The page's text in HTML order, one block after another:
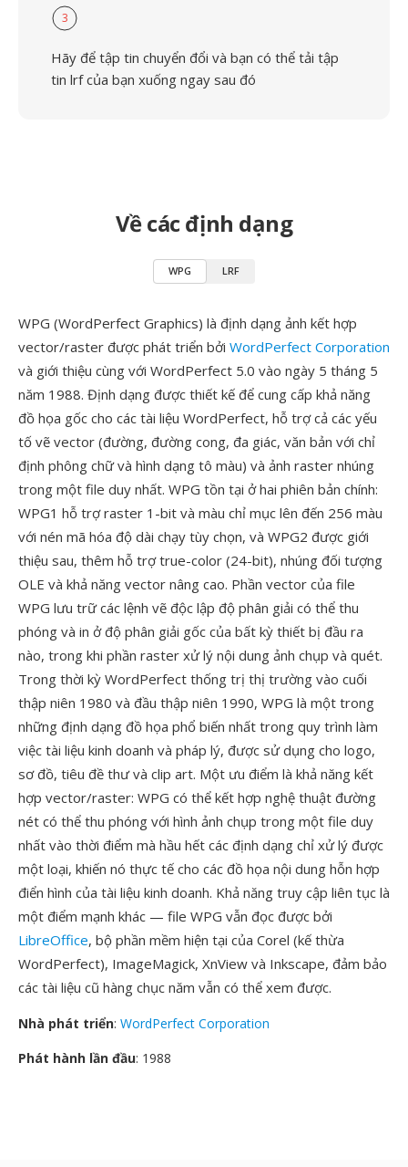
3
Hãy để tập tin chuyển đổi và bạn có thể tải tập
tin lrf của bạn xuống ngay sau đó
Về các định dạng
WPG LRF
WPG (WordPerfect Graphics) là định dạng ảnh kết hợp
vector/raster được phát triển bởi WordPerfect Corporation
và giới thiệu cùng với WordPerfect 5.0 vào ngày 5 tháng 5
năm 1988. Định dạng được thiết kế để cung cấp khả năng
đồ họa gốc cho các tài liệu WordPerfect, hỗ trợ cả các yếu
tố vẽ vector (đường, đường cong, đa giác, văn bản với chỉ
định phông chữ và hình dạng tô màu) và ảnh raster nhúng
trong một file duy nhất. WPG tồn tại ở hai phiên bản chính:
WPG1 hỗ trợ raster 1-bit và màu chỉ mục lên đến 256 màu
với nén mã hóa độ dài chạy tùy chọn, và WPG2 được giới
thiệu sau, thêm hỗ trợ true-color (24-bit), nhúng đối tượng
OLE và khả năng vector nâng cao. Phần vector của file
WPG lưu trữ các lệnh vẽ độc lập độ phân giải có thể thu
phóng và in ở độ phân giải gốc của bất kỳ thiết bị đầu ra
nào, trong khi phần raster xử lý nội dung ảnh chụp và quét.
Trong thời kỳ WordPerfect thống trị thị trường vào cuối
thập niên 1980 và đầu thập niên 1990, WPG là một trong
những định dạng đồ họa phổ biến nhất trong quy trình làm
việc tài liệu kinh doanh và pháp lý, được sử dụng cho logo,
sơ đồ, tiêu đề thư và clip art. Một ưu điểm là khả năng kết
hợp vector/raster: WPG có thể kết hợp nghệ thuật đường
nét có thể thu phóng với hình ảnh chụp trong một file duy
nhất vào thời điểm mà hầu hết các định dạng chỉ xử lý được
một loại, khiến nó thực tế cho các đồ họa nội dung hỗn hợp
điển hình của tài liệu kinh doanh. Khả năng truy cập liên tục là
một điểm mạnh khác — file WPG vẫn đọc được bởi
LibreOffice, bộ phần mềm hiện tại của Corel (kế thừa
WordPerfect), ImageMagick, XnView và Inkscape, đảm bảo
các tài liệu cũ hàng chục năm vẫn có thể xem được.
Nhà phát triển: WordPerfect Corporation
Phát hành lần đầu: 1988